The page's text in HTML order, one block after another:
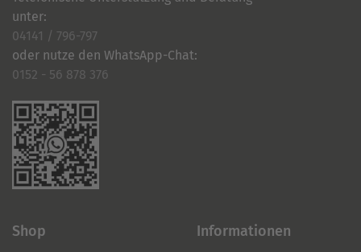
unter:
04141 / 796-797
oder nutze den WhatsApp-Chat:
0152 - 56 878 376
Shop Informationen